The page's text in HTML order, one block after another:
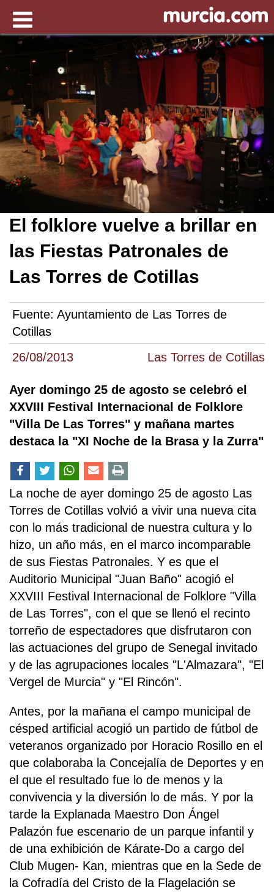
26/08/2013 Las Torres de Cotillas
El folklore vuelve a brillar en
las Fiestas Patronales de
Las Torres de Cotillas
Fuente: Ayuntamiento de Las Torres de
Cotillas
Ayer domingo 25 de agosto se celebró el
XXVIII Festival Internacional de Folklore
"Villa De Las Torres" y mañana martes
destaca la "XI Noche de la Brasa y la Zurra"
La noche de ayer domingo 25 de agosto Las
Torres de Cotillas volvió a vivir una nueva cita
con lo más tradicional de nuestra cultura y lo
hizo, un año más, en el marco incomparable
de sus Fiestas Patronales. Y es que el
Auditorio Municipal "Juan Baño" acogió el
XXVIII Festival Internacional de Folklore "Villa
de Las Torres", con el que se llenó el recinto
torreño de espectadores que disfrutaron con
las actuaciones del grupo de Senegal invitado
y de las agrupaciones locales "L'Almazara", "El
Vergel de Murcia" y "El Rincón".
Antes, por la mañana el campo municipal de
césped artificial acogió un partido de fútbol de
veteranos organizado por Horacio Rosillo en el
que colaboraba la Concejalía de Deportes y en
el que el resultado fue lo de menos y la
convivencia y la diversión lo de más. Y por la
tarde la Explanada Maestro Don Ángel
Palazón fue escenario de un parque infantil y
de una exhibición de Kárate-Do a cargo del
Club Mugen- Kan, mientras que en la Sede de
la Cofradía del Cristo de la Flagelación se